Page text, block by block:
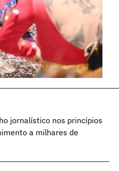
jornalístico nos princípios
a milhares de